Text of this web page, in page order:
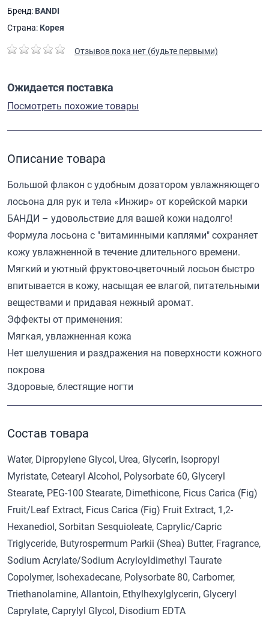
Бренд: BANDI
Страна: Корея
Отзывов пока нет (будьте первыми)
Ожидается поставка
Посмотреть похожие товары
Описание товара
Большой флакон с удобным дозатором увлажняющего
лосьона для рук и тела «Инжир» от корейской марки
БАНДИ – удовольствие для вашей кожи надолго!
Формула лосьона с "витаминными каплями" сохраняет
кожу увлажненной в течение длительного времени.
Мягкий и уютный фруктово-цветочный лосьон быстро
впитывается в кожу, насыщая ее влагой, питательными
веществами и придавая нежный аромат.
Эффекты от применения:
Мягкая, увлажненная кожа
Нет шелушения и раздражения на поверхности кожного
покрова
Здоровые, блестящие ногти
Состав товара
Water, Dipropylene Glycol, Urea, Glycerin, Isopropyl
Myristate, Cetearyl Alcohol, Polysorbate 60, Glyceryl
Stearate, PEG-100 Stearate, Dimethicone, Ficus Carica (Fig)
Fruit/Leaf Extract, Ficus Carica (Fig) Fruit Extract, 1,2-
Hexanediol, Sorbitan Sesquioleate, Caprylic/Capric
Triglyceride, Butyrospermum Parkii (Shea) Butter, Fragrance,
Sodium Acrylate/Sodium Acryloyldimethyl Taurate
Copolymer, Isohexadecane, Polysorbate 80, Carbomer,
Triethanolamine, Allantoin, Ethylhexylglycerin, Glyceryl
Caprylate, Caprylyl Glycol, Disodium EDTA